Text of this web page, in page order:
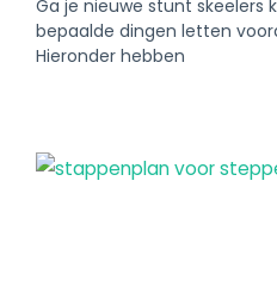
Ga je nieuwe stunt skeelers
bepaalde dingen letten
Hieronder hebben